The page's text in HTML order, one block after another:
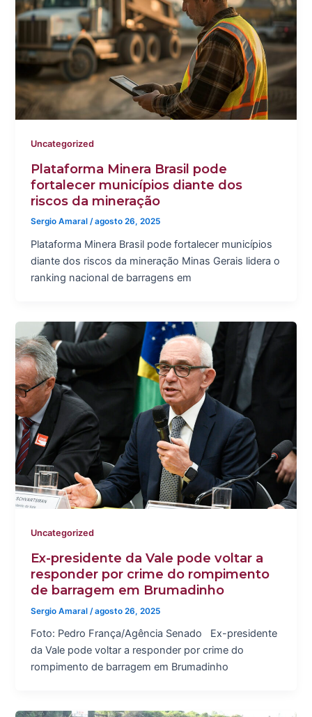
Uncategorized
Plataforma Minera Brasil pode
fortalecer municípios diante dos
riscos da mineração
Sergio Amaral/agosto 26, 2025
Plataforma Minera Brasil pode fortalecer municípios
diante dos riscos da mineração Minas Gerais lidera o
ranking nacional de barragens em
Uncategorized
Ex-presidente da Vale pode voltar a
responder por crime do rompimento
de barragem em Brumadinho
Sergio Amaral /agosto 26, 2025
Foto: Pedro França/Agência Senado Ex-presidente
da Vale pode voltar a responder por crime do
rompimento de barragem em Brumadinho